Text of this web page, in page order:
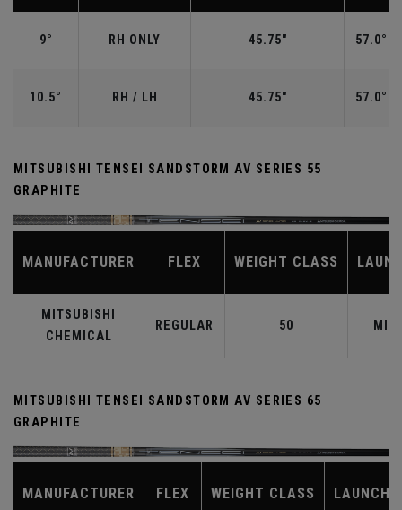
9° RH ONLY 45.75" 57.0°
10.5° RH / LH 45.75" 57.0°
MITSUBISHI TENSEI SANDSTORM AV SERIES 55
GRAPHITE
MANUFACTURER FLEX WEIGHT CLASS
MITSUBISHI
CHEMICAL
REGULAR 50 MID
MITSUBISHI TENSEI SANDSTORM AV SERIES 65
GRAPHITE
MANUFACTURER FLEX WEIGHT CLASS LAUNCH